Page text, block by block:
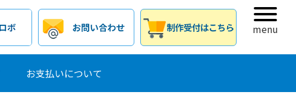
menu
お支払いについて